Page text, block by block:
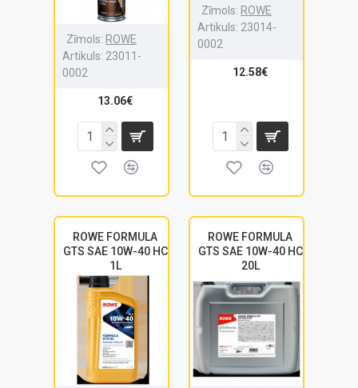
Zīmols: ROWE
Artikuls: 23011-
0002
13.06€
Zīmols: ROWE
Artikuls: 23014-
0002
12.58€
ROWE FORMULA
GTS SAE 10W-40 HC
1L
ROWE FORMULA
GTS SAE 10W-40 HC
20L